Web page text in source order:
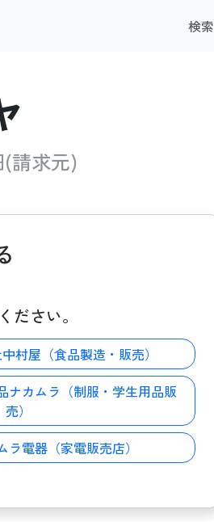
検索
請求元)
ださい。
村屋（食品製造・販売）
ナカムラ（制服・学生用品販
売）
ラ電器（家電販売店）